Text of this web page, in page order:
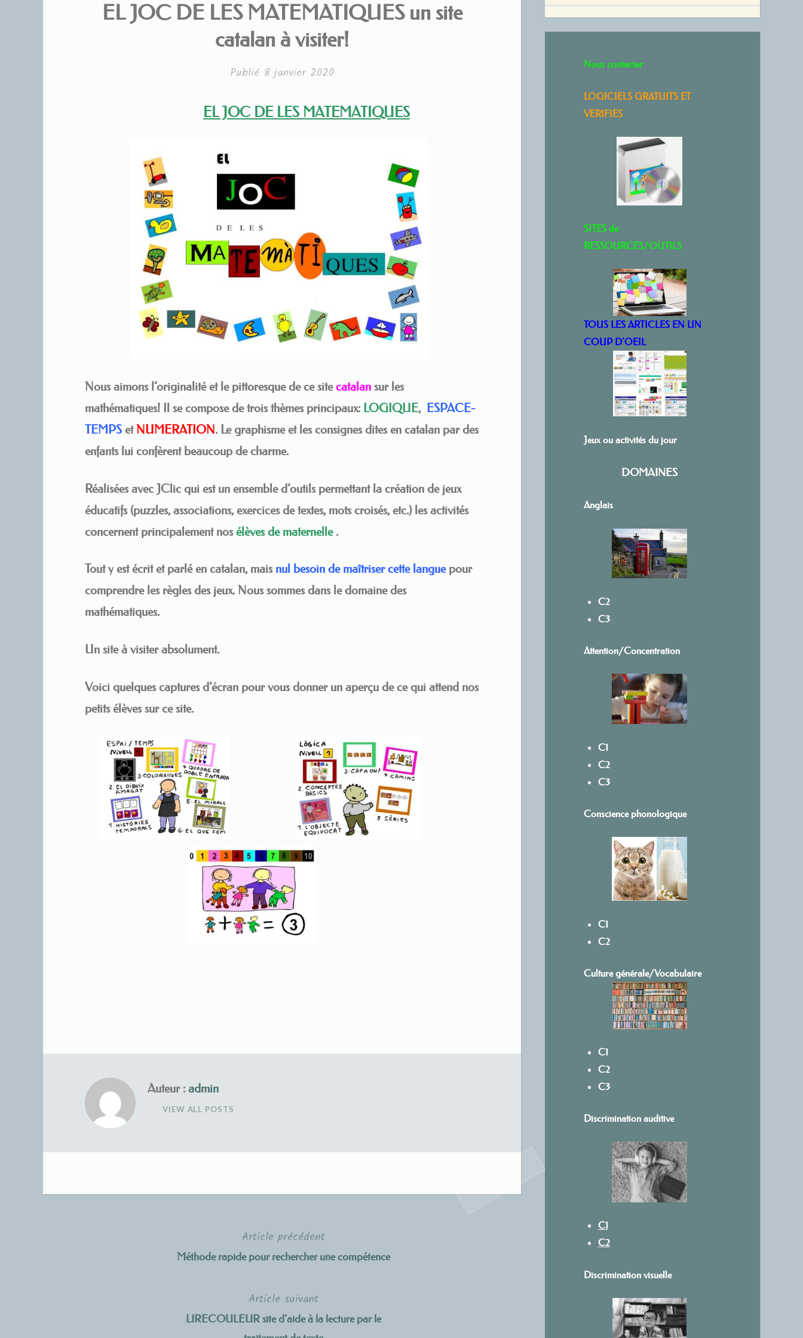
EL JOC DE LES MATEMATIQUES un site
catalan à visiter!
Publié 8 janvier 2020
EL JOC DE LES MATEMATIQUES
Nous aimons l’originalité et le pittoresque de ce sitecatalan sur les
mathématiques! Il se compose de trois thèmes principaux: LOGIQUE, ESPACE-
TEMPS etNUMERATION. Le graphisme et les consignes dites en catalan par des
enfants lui confèrent beaucoup de charme.
Réalisées avec JClic qui est un ensemble d’outils permettant la création de jeux
éducatifs (puzzles, associations, exercices de textes, mots croisés, etc.) les activités
concernent principalement nosélèves de maternelle.
Tout y est écrit et parlé en catalan, mais nul besoin de maîtriser cette languepour
comprendre les règles des jeux. Nous sommes dans le domaine des
mathématiques.
Un site à visiter absolument.
Voici quelques captures d’écran pour vous donner un aperçu de ce qui attend nos
petits élèves sur ce site.
Auteur : admin
VIEW ALL POSTS
Article précédent
Méthode rapide pour rechercher une compétence
Article suivant
LIRECOULEUR site d’aide à la lecture par le
Nous contacter
LOGICIELS GRATUITS ET
VERIFIES
SITES de
RESSOURCES/OUTILS
TOUS LES ARTICLES EN UN
COUP D’OEIL
Jeux ou activités du jour
DOMAINES
Anglais
C2
C3
Attention/Concentration
C1
C2
C3
Conscience phonologique
C1
C2
Culture générale/Vocabulaire
C1
C2
C3
Discrimination auditive
C1
C2
Discrimination visuelle